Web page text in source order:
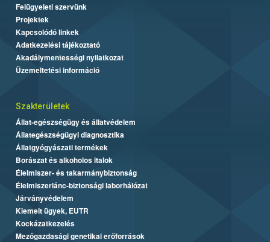
Felügyeleti szervünk
Projektek
Kapcsolódó linkek
Adatkezelési tájékoztató
Akadálymentességi nyilatkozat
Üzemeltetési információ
Szakterületek
Állat-egészségügy és állatvédelem
Állategészségügyi diagnosztika
Állatgyógyászati termékek
Borászat és alkoholos italok
Élelmiszer- és takarmánybiztonság
Élelmiszerlánc-biztonsági laborhálózat
Járványvédelem
Kiemelt ügyek, EUTR
Kockázatkezelés
Mezőgazdasági genetikai erőforrások